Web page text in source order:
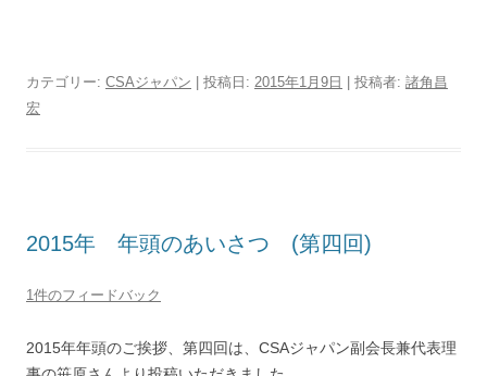
カテゴリー: CSAジャパン | 投稿日: 2015年1月9日 | 投稿者: 諸角昌
宏
2015年 年頭のあいさつ (第四回)
1件のフィードバック
2015年年頭のご挨拶、第四回は、CSAジャパン副会長兼代表理